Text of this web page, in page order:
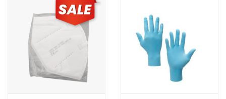
Kassa & Pinrollen
Verzend-etiketten
Merken